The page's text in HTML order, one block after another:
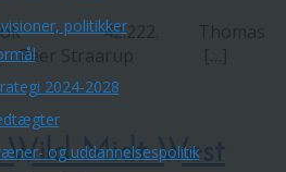
politikker
2024-2028
og uddannelsespolitik
Blok 42.222. Thomas
Straarup […]
Wild Midt West